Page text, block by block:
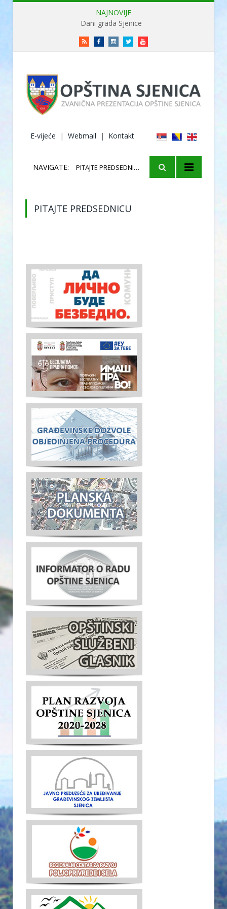
NAJNOVIJE
Dani grada Sjenice
RSS FacebookInstagramTwitterYoutube
E-vijeće | Webmail | Kontakt
NAVIGATE: PITAJTE PREDSEDNICU
PITAJTE PREDSEDNICU